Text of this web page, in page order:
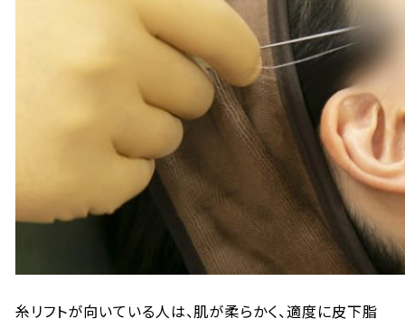
糸リフトが向いている人は、肌が柔らかく、適度に皮下脂